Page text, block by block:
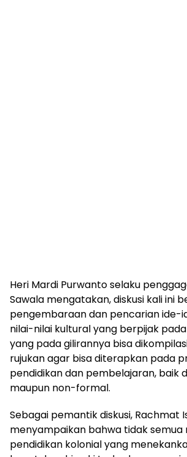
Heri Mardi Purwanto selaku
Sawala mengatakan, diskusi kali ini
pengembaraan dan pencarian ide-
nilai-nilai kultural yang berpijak
yang pada gilirannya bisa
rujukan agar bisa diterapkan pada
pendidikan dan pembelajaran, baik
maupun non-formal.
Sebagai pemantik diskusi, Rachmat
menyampaikan bahwa tidak
pendidikan kolonial yang